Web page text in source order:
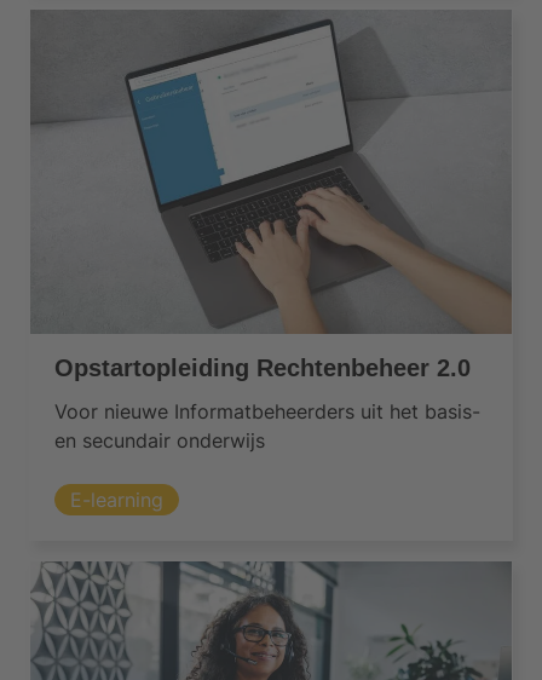
Opstartopleiding Rechtenbeheer 2.0
Voor nieuwe Informatbeheerders uit het basis-
en secundair onderwijs
E-learning